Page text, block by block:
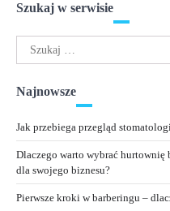
Szukaj w serwisie
Szukaj:
Najnowsze
Jak przebiega przegląd
Dlaczego warto wybrać
dla swojego biznesu?
Pierwsze kroki w barberingu –